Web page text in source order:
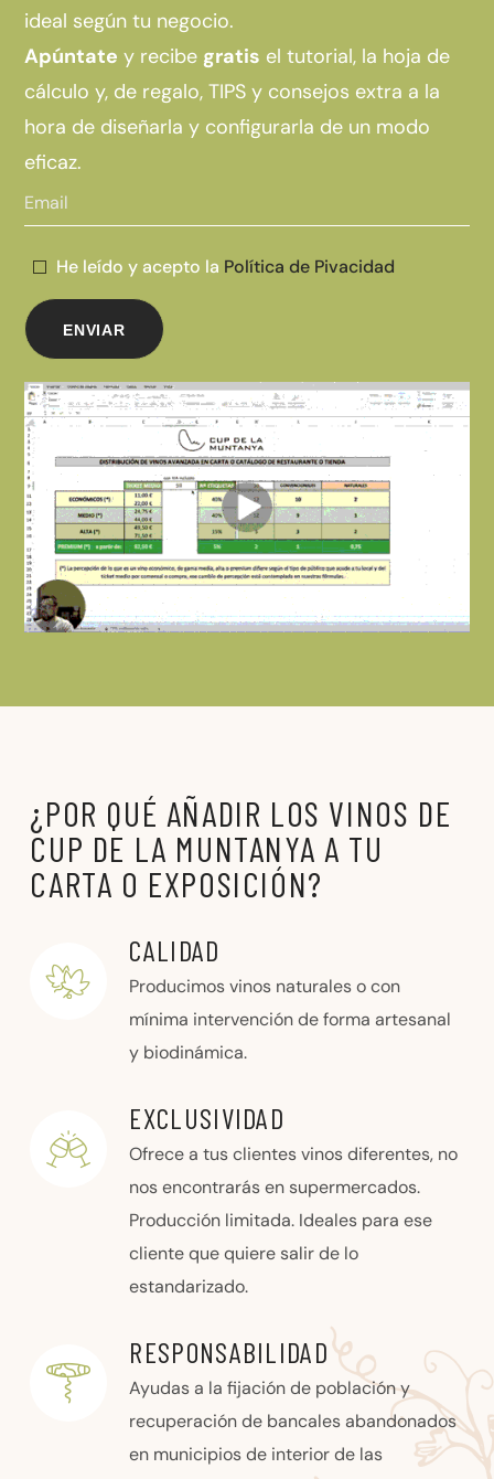
ideal según tu negocio.
Apúntate y recibe gratis el tutorial, la hoja de
cálculo y, de regalo, TIPS y consejos extra a la
hora de diseñarla y configurarla de un modo
eficaz.
He leído y acepto la Política de Pivacidad
¿POR QUÉ AÑADIR LOS VINOS DE
CUP DE LA MUNTANYA A TU
CARTA O EXPOSICIÓN?
CALIDAD
Producimos vinos naturales o con
mínima intervención de forma artesanal
y biodinámica.
EXCLUSIVIDAD
Ofrece a tus clientes vinos diferentes, no
nos encontrarás en supermercados.
Producción limitada. Ideales para ese
cliente que quiere salir de lo
estandarizado.
RESPONSABILIDAD
Ayudas a la fijación de población y
recuperación de bancales abandonados
en municipios de interior de las